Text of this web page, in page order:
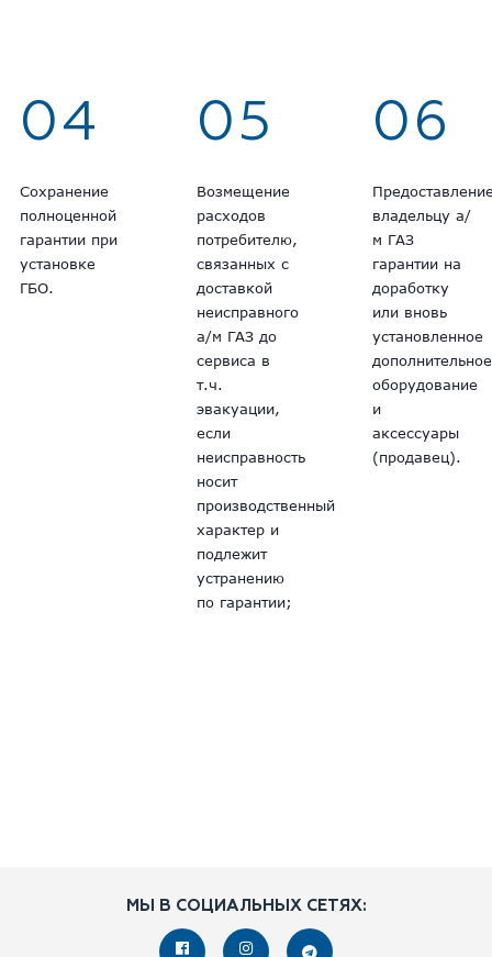
04
Сохранение
полноценной
гарантии при
установке
ГБО.
05
Возмещение
расходов
потребителю,
связанных с
доставкой
неисправного
а/м ГАЗ до
сервиса в
т.ч.
эвакуации,
если
неисправность
носит
производственный
характер и
подлежит
устранению
по гарантии;
06
владельцу а/
м ГАЗ
гарантии на
доработку
или вновь
установленное
дополнительное
оборудование
и
аксессуары
(продавец).
МЫ В СОЦИАЛЬНЫХ СЕТЯХ: